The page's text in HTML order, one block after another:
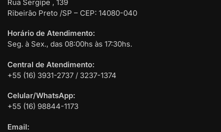
Rua Sergipe , 139
Ribeirão Preto /SP – CEP: 14080-040
Horário de Atendimento:
Seg. à Sex., das 08:00hs às 17:30hs.
Central de Atendimento:
+55 (16) 3931-2737 / 3237-1374
Celular/WhatsApp:
+55 (16) 98844-1173
Email: